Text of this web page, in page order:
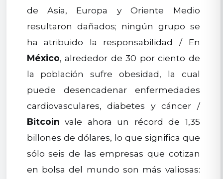
de Asia, Europa y Oriente Medio
resultaron dañados; ningún grupo se
ha atribuido la responsabilidad / En
México, alrededor de 30 por ciento de
la población sufre obesidad, la cual
puede desencadenar enfermedades
cardiovasculares, diabetes y cáncer /
Bitcoin vale ahora un récord de 1,35
billones de dólares, lo que significa que
sólo seis de las empresas que cotizan
en bolsa del mundo son más valiosas: